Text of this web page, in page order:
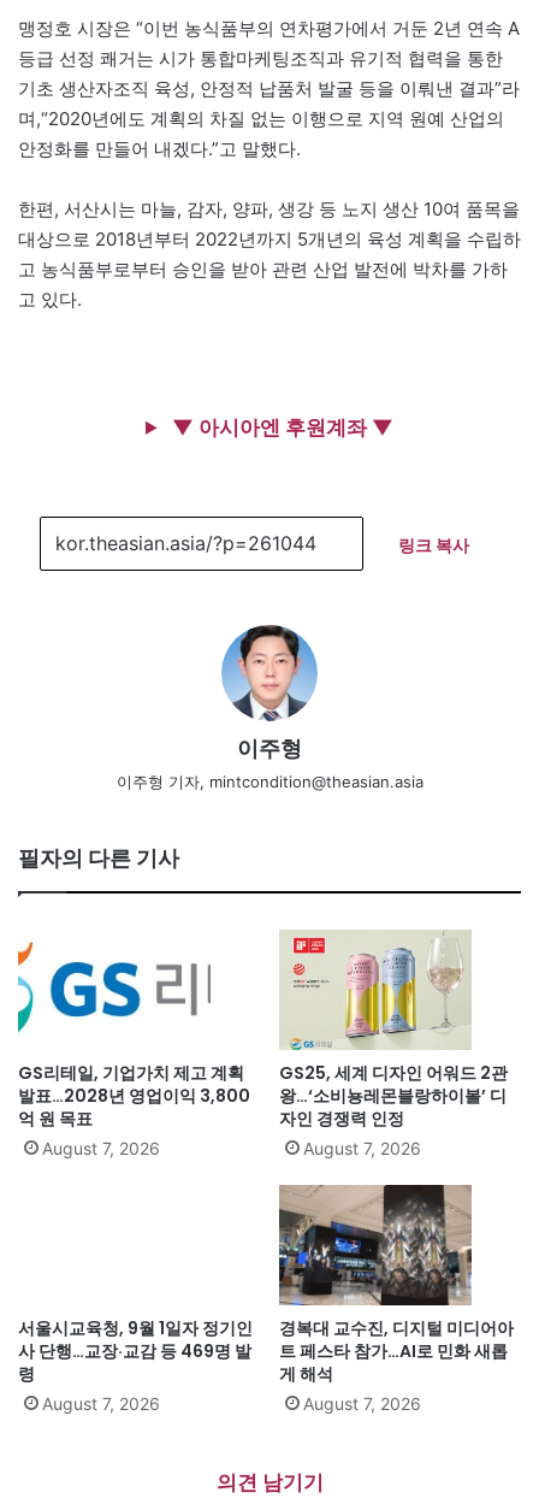
맹정호 시장은 “이번 농식품부의 연차평가에서 거둔 2년 연속 A
등급 선정 쾌거는 시가 통합마케팅조직과 유기적 협력을 통한
기초 생산자조직 육성, 안정적 납품처 발굴 등을 이뤄낸 결과”라
며,“2020년에도 계획의 차질 없는 이행으로 지역 원예 산업의
안정화를 만들어 내겠다.”고 말했다.
한편, 서산시는 마늘, 감자, 양파, 생강 등 노지 생산 10여 품목을
대상으로 2018년부터 2022년까지 5개년의 육성 계획을 수립하
고 농식품부로부터 승인을 받아 관련 산업 발전에 박차를 가하
고 있다.
▼ 아시아엔 후원계좌 ▼
링크 복사
이주형
이주형 기자, mintcondition@theasian.asia
필자의 다른 기사
GS리테일, 기업가치 제고 계획
발표…2028년 영업이익 3,800
억 원 목표
August 7, 2026
GS25, 세계 디자인 어워드 2관
왕…‘소비뇽레몬블랑하이볼’ 디
자인 경쟁력 인정
August 7, 2026
서울시교육청, 9월 1일자 정기인
사 단행…교장·교감 등 469명 발
령
August 7, 2026
경복대 교수진, 디지털 미디어아
트 페스타 참가…AI로 민화 새롭
게 해석
August 7, 2026
의견 남기기